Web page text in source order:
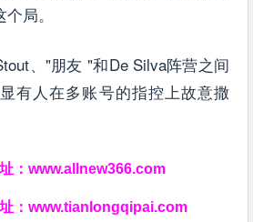
局。
、"朋友 "和De Silva阵营之间
有人在多账号的指控上故意撒
：www.allnew366.com
：www.tianlongqipai.com